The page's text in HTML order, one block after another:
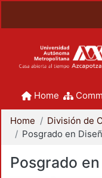
Home
Home
Posgrado en
Posgrado